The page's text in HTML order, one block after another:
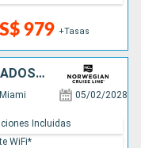
979 +Tasas
HONDURAS, BELICE, MÉXICO, ESTADOS UNIDOS
Miami 05/02/2028
Incluidas
WiFi*